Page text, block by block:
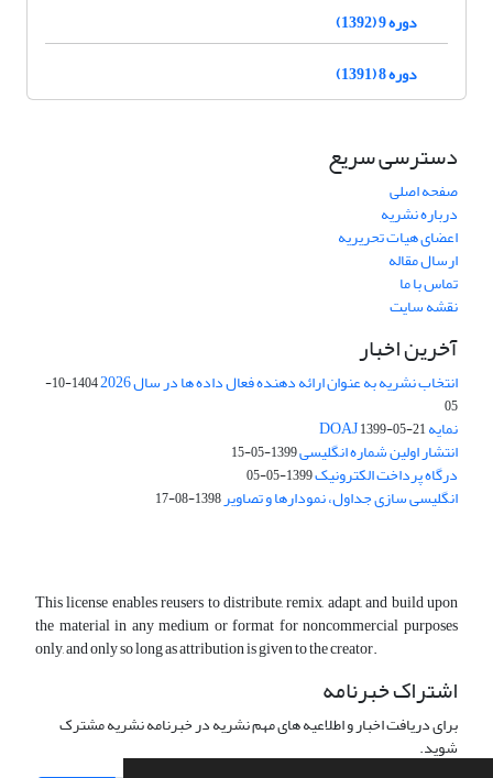
دوره 9 (1392)
دوره 8 (1391)
دسترسی سریع
صفحه اصلی
درباره نشریه
اعضای هیات تحریریه
ارسال مقاله
تماس با ما
نقشه سایت
آخرین اخبار
انتخاب نشریه به عنوان ارائه دهنده فعال داده ها در سال 2026
1404-10-
05
نمایه DOAJ1399-05-21
انتشار اولین شماره انگلیسی1399-05-15
درگاه پرداخت الکترونیک1399-05-05
انگلیسی سازی جداول، نمودارها و تصاویر1398-08-17
This license enables reusers to distribute, remix, adapt, and build upon
the material in any medium or format for noncommercial purposes
only, and only so long as attribution is given to the creator.
اشتراک خبرنامه
برای دریافت اخبار و اطلاعیه های مهم نشریه در خبرنامه نشریه مشترک
شوید.